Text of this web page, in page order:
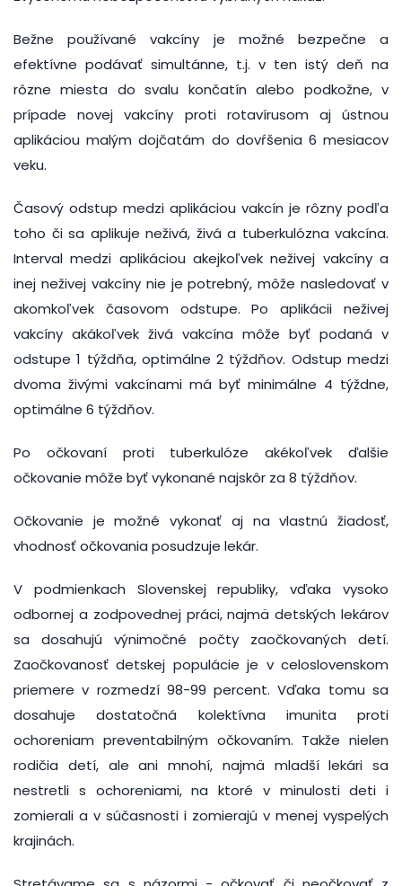
Bežne používané vakcíny je možné bezpečne a
efektívne podávať simultánne, t.j. v ten istý deň na
rôzne miesta do svalu končatín alebo podkožne, v
prípade novej vakcíny proti rotavírusom aj ústnou
aplikáciou malým dojčatám do dovŕšenia 6 mesiacov
veku.
Časový odstup medzi aplikáciou vakcín je rôzny podľa
toho či sa aplikuje neživá, živá a tuberkulózna vakcína.
Interval medzi aplikáciou akejkoľvek neživej vakcíny a
inej neživej vakcíny nie je potrebný, môže nasledovať v
akomkoľvek časovom odstupe. Po aplikácii neživej
vakcíny akákoľvek živá vakcína môže byť podaná v
odstupe 1 týždňa, optimálne 2 týždňov. Odstup medzi
dvoma živými vakcínami má byť minimálne 4 týždne,
optimálne 6 týždňov.
Po očkovaní proti tuberkulóze akékoľvek ďalšie
očkovanie môže byť vykonané najskôr za 8 týždňov.
Očkovanie je možné vykonať aj na vlastnú žiadosť,
vhodnosť očkovania posudzuje lekár.
V podmienkach Slovenskej republiky, vďaka vysoko
odbornej a zodpovednej práci, najmä detských lekárov
sa dosahujú výnimočné počty zaočkovaných detí.
Zaočkovanosť detskej populácie je v celoslovenskom
priemere v rozmedzí 98-99 percent. Vďaka tomu sa
dosahuje dostatočná kolektívna imunita proti
ochoreniam preventabilným očkovaním. Takže nielen
rodičia detí, ale ani mnohí, najmä mladší lekári sa
nestretli s ochoreniami, na ktoré v minulosti deti i
zomierali a v súčasnosti i zomierajú v menej vyspelých
krajinách.